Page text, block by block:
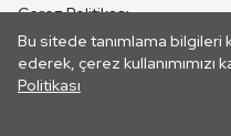
Bu sitede tanımlama bilgileri
ederek, çerez kullanımımızı
Politikası
CANLI YAYINLAR
Çerez Politikası
İletişim
Her hakkı saklıdır. ©2026